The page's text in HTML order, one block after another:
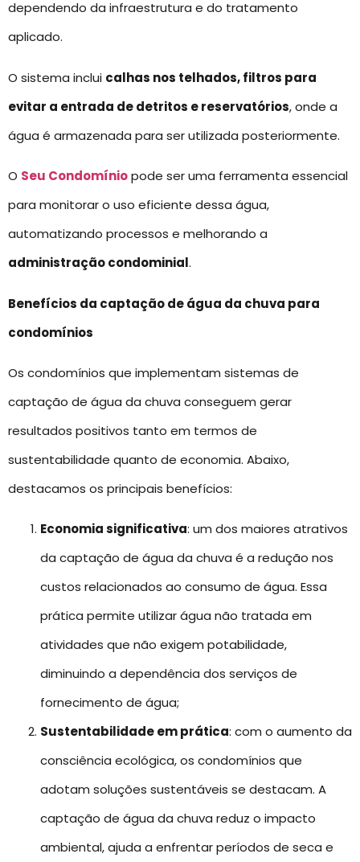
dependendo da infraestrutura e do tratamento
aplicado.
O sistema inclui calhas nos telhados, filtros para
evitar a entrada de detritos e reservatórios, onde a
água é armazenada para ser utilizada posteriormente.
O Seu Condomíniopode ser uma ferramenta essencial
para monitorar o uso eficiente dessa água,
automatizando processos e melhorando a
administração condominial.
Benefícios da captação de água da chuva para
condomínios
Os condomínios que implementam sistemas de
captação de água da chuva conseguem gerar
resultados positivos tanto em termos de
sustentabilidade quanto de economia. Abaixo,
destacamos os principais benefícios:
Economia significativa: um dos maiores atrativos
da captação de água da chuva é a redução nos
custos relacionados ao consumo de água. Essa
prática permite utilizar água não tratada em
atividades que não exigem potabilidade,
diminuindo a dependência dos serviços de
fornecimento de água;
Sustentabilidade em prática: com o aumento da
consciência ecológica, os condomínios que
adotam soluções sustentáveis se destacam. A
captação de água da chuva reduz o impacto
ambiental, ajuda a enfrentar períodos de seca e